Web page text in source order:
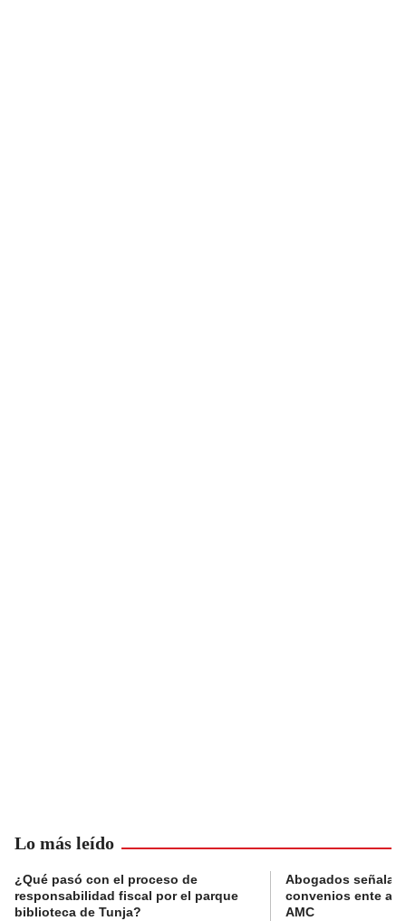
Lo más leído
¿Qué pasó con el proceso de
responsabilidad fiscal por el parque
biblioteca de Tunja?
Abogados
convenios ente
AMC